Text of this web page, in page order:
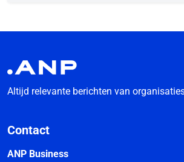
Altijd relevante berichten van
Contact
ANP Business